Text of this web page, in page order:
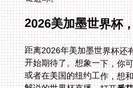
2026美加墨世界杯
距离2026年美加墨世界杯还
开始期待了。想象一下，你
或者在美国的纽约工作，想